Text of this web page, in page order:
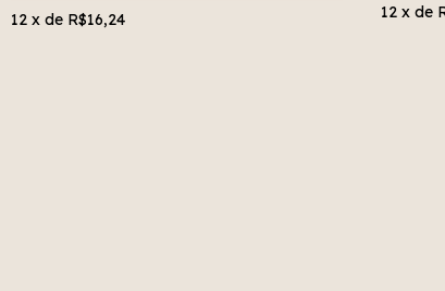
12 x de R$16,24 12 x de